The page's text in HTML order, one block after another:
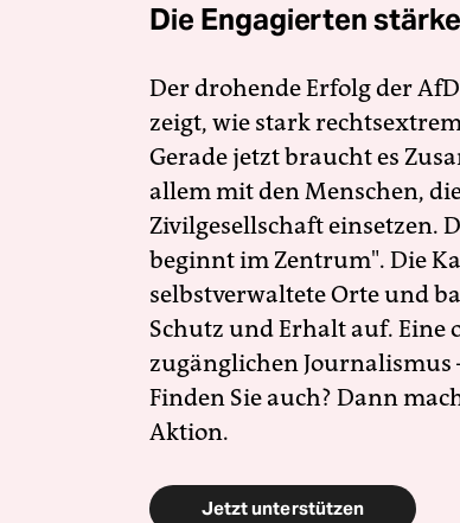
Die Engagierten
Der drohende Erfolg der
zeigt, wie stark
Gerade jetzt braucht es
allem mit den Menschen,
Zivilgesellschaft einsetzen.
beginnt im Zentrum". Die
selbstverwaltete Orte und
Schutz und Erhalt auf. Eine
zugänglichen Journalismus
Finden Sie auch? Dann
Aktion.
Jetzt unterstützen